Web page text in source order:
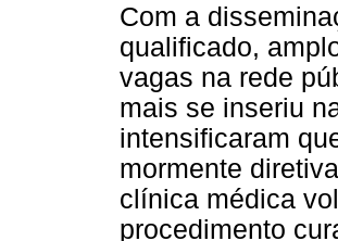
Com a
qualificado,
vagas na rede
mais se inseriu
intensificaram
mormente
clínica médica
procedimento